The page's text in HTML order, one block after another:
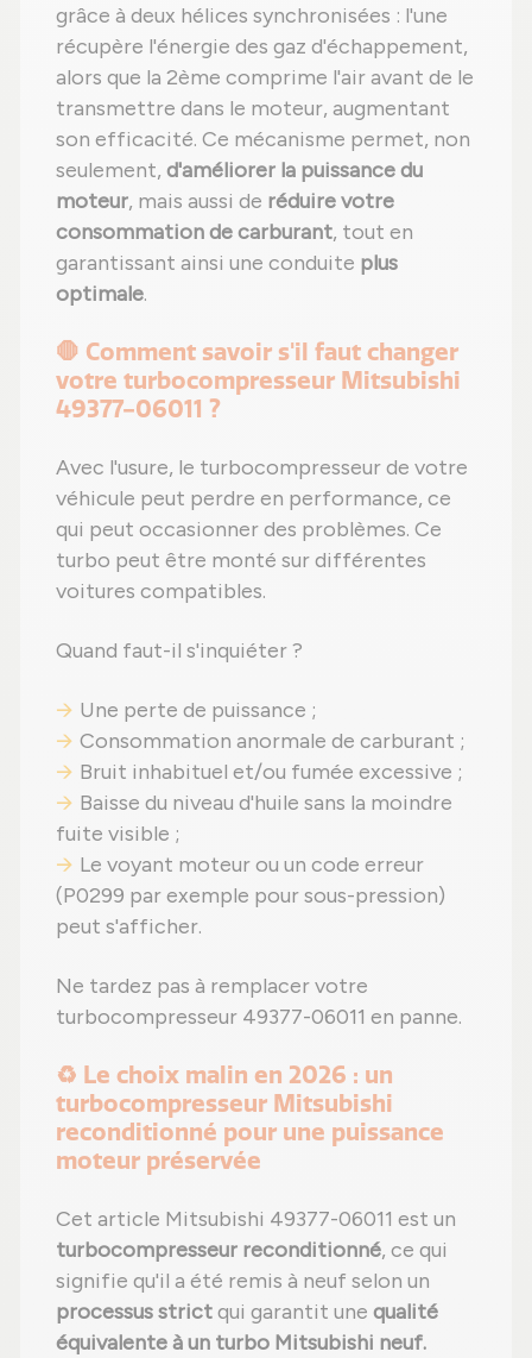
grâce à deux hélices synchronisées : l'une
récupère l'énergie des gaz d'échappement,
alors que la 2ème comprime l'air avant de le
transmettre dans le moteur, augmentant
son efficacité. Ce mécanisme permet, non
seulement, d'améliorer la puissance du
moteur, mais aussi de réduire votre
consommation de carburant, tout en
garantissant ainsi une conduite plus
optimale.
🛑 Comment savoir s'il faut changer
votre turbocompresseur Mitsubishi
49377-06011 ?
Avec l'usure, le turbocompresseur de votre
véhicule peut perdre en performance, ce
qui peut occasionner des problèmes. Ce
turbo peut être monté sur différentes
voitures compatibles.
Quand faut-il s'inquiéter ?
Une perte de puissance ;
Consommation anormale de carburant ;
Bruit inhabituel et/ou fumée excessive ;
Baisse du niveau d'huile sans la moindre
fuite visible ;
Le voyant moteur ou un code erreur
(P0299 par exemple pour sous-pression)
peut s'afficher.
Ne tardez pas à remplacer votre
turbocompresseur 49377-06011 en panne.
♻️ Le choix malin en 2026 : un
turbocompresseur Mitsubishi
reconditionné pour une puissance
moteur préservée
Cet article Mitsubishi 49377-06011 est un
turbocompresseur reconditionné, ce qui
signifie qu'il a été remis à neuf selon un
processus strictqui garantit une qualité
équivalente à un turbo Mitsubishi neuf.